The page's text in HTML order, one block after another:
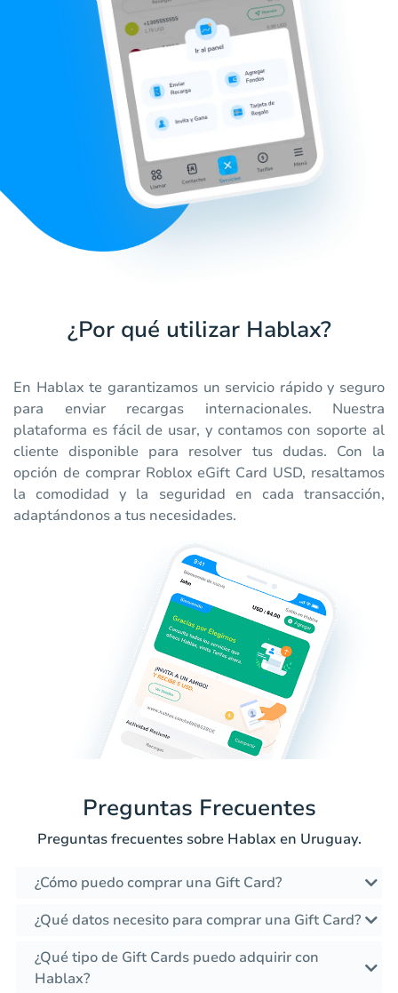
¿Por qué utilizar Hablax?
En Hablax te garantizamos un servicio rápido y seguro
para enviar recargas internacionales. Nuestra
plataforma es fácil de usar, y contamos con soporte al
cliente disponible para resolver tus dudas. Con la
opción de comprar Roblox eGift Card USD, resaltamos
la comodidad y la seguridad en cada transacción,
adaptándonos a tus necesidades.
Preguntas Frecuentes
Preguntas frecuentes sobre Hablax en Uruguay.
¿Cómo puedo comprar una Gift Card?
¿Qué datos necesito para comprar una Gift Card?
¿Qué tipo de Gift Cards puedo adquirir con
Hablax?